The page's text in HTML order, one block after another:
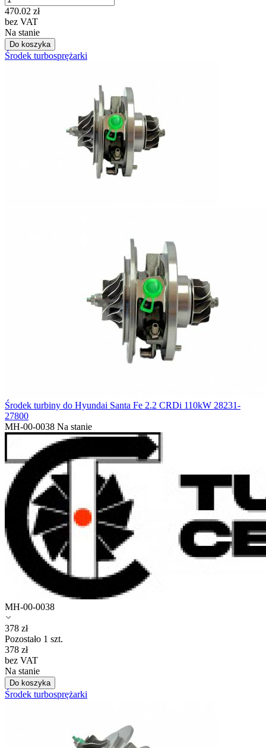
470.02 zł
bez VAT
Na stanie
Do koszyka
Środek turbosprężarki
Środek turbiny do Hyundai Santa Fe 2.2 CRDi 110kW 28231-
27800
MH-00-0038 Na stanie
MH-00-0038
378 zł
Pozostało 1 szt.
378 zł
bez VAT
Na stanie
Do koszyka
Środek turbosprężarki